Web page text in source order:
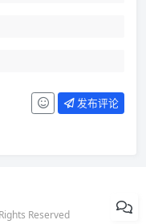
发布评论
Reserved